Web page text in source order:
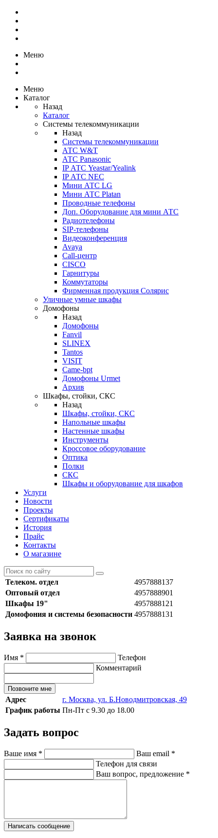
Меню
Меню
Каталог
Назад
Каталог
Системы телекоммуникации
Назад
Системы телекоммуникации
АТС W&T
АТС Panasonic
IP АТС Yeastar/Yealink
IP АТС NEC
Мини АТС LG
Мини АТС Platan
Проводные телефоны
Доп. Оборудование для мини АТС
Радиотелефоны
SIP-телефоны
Видеоконференция
Avaya
Call-центр
CISCO
Гарнитуры
Коммутаторы
Фирменная продукция Солярис
Уличные умные шкафы
Домофоны
Назад
Домофоны
Fanvil
SLINEX
Tantos
VISIT
Came-bpt
Домофоны Urmet
Архив
Шкафы, стойки, СКС
Назад
Шкафы, стойки, СКС
Напольные шкафы
Настенные шкафы
Инструменты
Кроссовое оборудование
Оптика
Полки
СКС
Шкафы и оборудование для шкафов
Услуги
Новости
Проекты
Сертификаты
История
Прайс
Контакты
О магазине
Телеком. отдел
4957888137
Оптовый отдел
4957888901
Шкафы 19"
4957888121
Домофония и системы безопасности 4957888131
Заявка на звонок
Имя *
Телефон
Комментарий
Позвоните мне
Адрес
г. Москва, ул. Б.Новодмитровская, 49
График работы Пн-Пт с 9.30 до 18.00
Задать вопрос
Ваше имя * Ваш email *
Телефон для связи
Ваш вопрос, предложение *
Написать сообщение